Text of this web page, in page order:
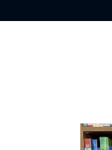
Image